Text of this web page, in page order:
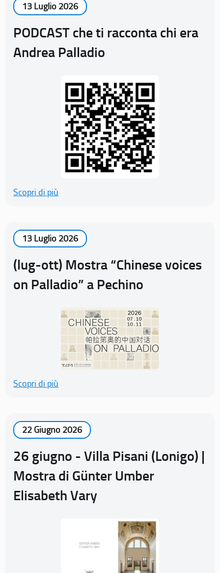
13 Luglio 2026
PODCAST che ti racconta chi era
Andrea Palladio
Scopri di più
13 Luglio 2026
(lug-ott) Mostra “Chinese voices
on Palladio” a Pechino
Scopri di più
22 Giugno 2026
26 giugno - Villa Pisani (Lonigo) |
Mostra di Günter Umber
Elisabeth Vary